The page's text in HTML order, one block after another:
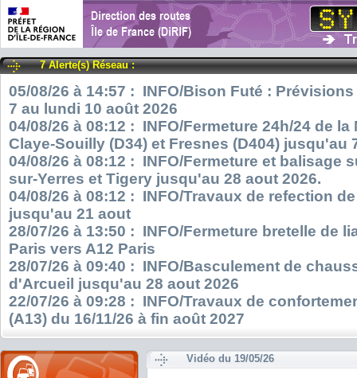
7 Alerte(s) Réseau :
05/08/26 à 14:57 : INFO/Bison Futé :
7 au lundi 10 août 2026
04/08/26 à 08:12 : INFO/Fermeture 24h/24 de
Claye-Souilly (D34) et Fresnes (D404) jusqu'au
04/08/26 à 08:12 : INFO/Fermeture et balisage
sur-Yerres et Tigery jusqu'au 28 aout 2026.
04/08/26 à 08:12 : INFO/Travaux de refection
jusqu'au 21 aout
28/07/26 à 13:50 : INFO/Fermeture bretelle de
Paris vers A12 Paris
28/07/26 à 09:40 : INFO/Basculement de
d'Arcueil jusqu'au 28 aout 2026
22/07/26 à 09:28 : INFO/Travaux de
(A13) du 16/11/26 à fin août 2027
Vidéo du 19/05/26